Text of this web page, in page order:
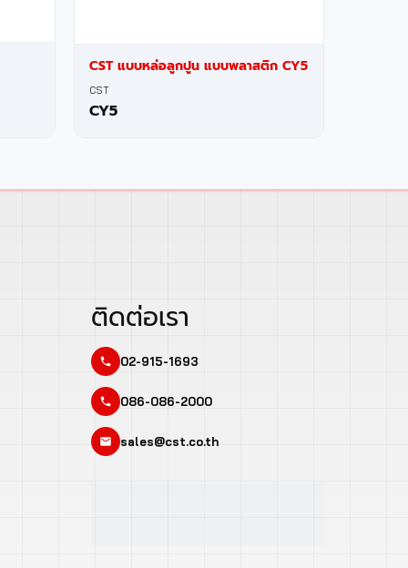
CST แบบหล่อลูกปูน แบบพลาสติก CY5
CST
CY5
ติดต่อเรา
02-915-1693
086-086-2000
sales@cst.co.th